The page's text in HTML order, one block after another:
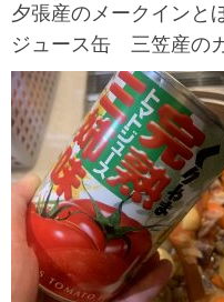
夕張産のメークイン
ジュース缶 三笠産の